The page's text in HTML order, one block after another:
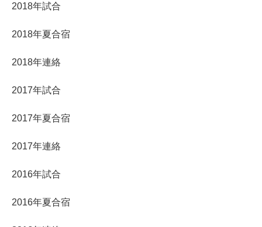
2018年試合
2018年夏合宿
2018年連絡
2017年試合
2017年夏合宿
2017年連絡
2016年試合
2016年夏合宿